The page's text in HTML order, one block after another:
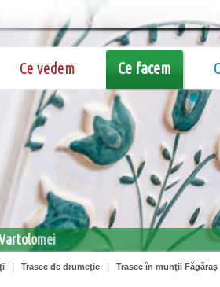
Ce vedem Ce facem
| Trasee de drumeţie | Trasee în munţii Făgăraş